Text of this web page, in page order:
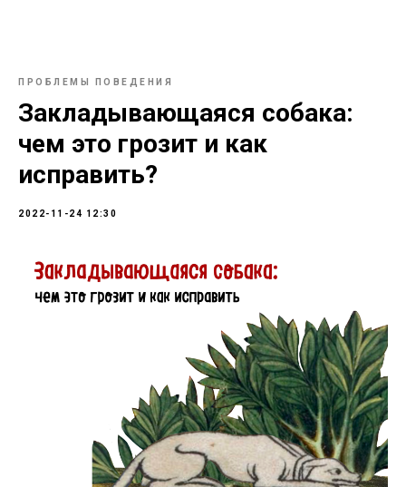
ПРОБЛЕМЫ ПОВЕДЕНИЯ
Закладывающаяся собака:
чем это грозит и как
исправить?
2022-11-24 12:30